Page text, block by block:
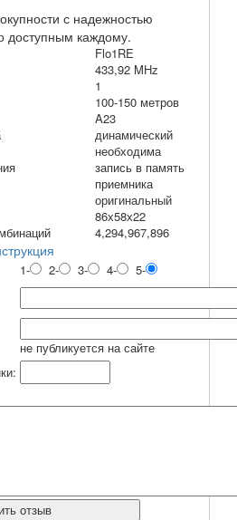
с надежностью
доступным каждому.
Flo1RE
433,92 MHz
1
100-150 метров
A23
динамический
необходима
запись в память
приемника
оригинальный
86х58х22
4,294,967,896
1- 2- 3- 4-
5-
не публикуется на сайте